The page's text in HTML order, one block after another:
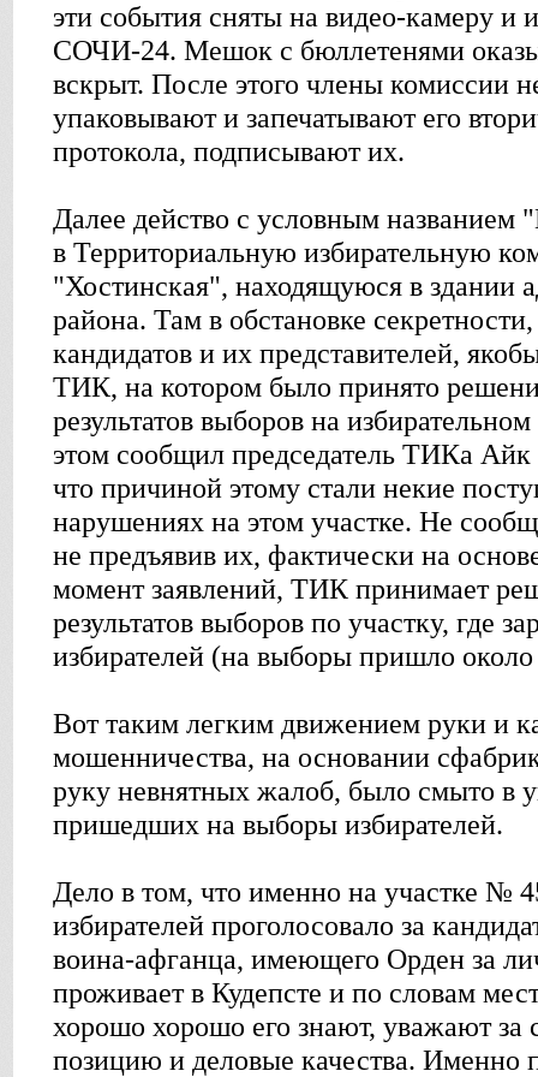
эти события сняты на видео-камеру и
СОЧИ-24. Мешок с бюллетенями
вскрыт. После этого члены комиссии
упаковывают и запечатывают его
протокола, подписывают их.
Далее действо с условным
в Территориальную избирательную
"Хостинская", находящуюся в здании
района. Там в обстановке
кандидатов и их представителей,
ТИК, на котором было принято
результатов выборов на
этом сообщил председатель ТИКа
что причиной этому стали некие
нарушениях на этом участке. Не
не предъявив их, фактически на
момент заявлений, ТИК принимает
результатов выборов по участку, где
избирателей (на выборы пришло
Вот таким легким движением руки и
мошенничества, на основании
руку невнятных жалоб, было смыто в
пришедших на выборы избирателей.
Дело в том, что именно на участке №
избирателей проголосовало за
воина-афганца, имеющего Орден за
проживает в Кудепсте и по словам
хорошо хорошо его знают, уважают
позицию и деловые качества. Именно